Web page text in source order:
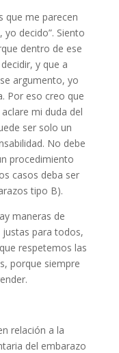
que me parecen
decido”. Siento
dentro de ese
y que a
argumento, yo
Por eso creo que
mi duda del
ser solo un
No debe
procedimiento
casos deba ser
tipo B).
maneras de
justas para todos,
respetemos las
porque siempre
relación a la
del embarazo